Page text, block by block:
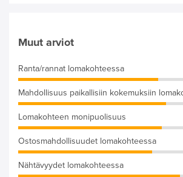
Muut arviot
Ranta/rannat lomakohteessa
Mahdollisuus paikallisiin kokemuksiin
Lomakohteen monipuolisuus
Ostosmahdollisuudet lomakohteessa
Nähtävyydet lomakohteessa